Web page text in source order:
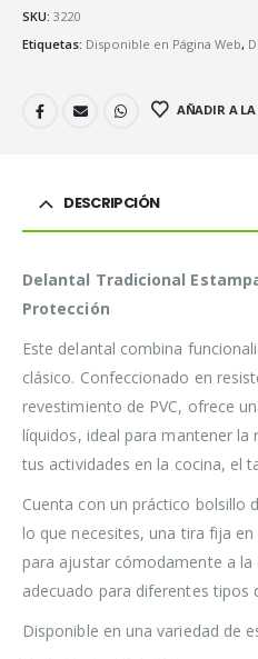
SKU: 3220
Etiquetas: Disponible en Página Web,
AÑADIR A LA
DESCRIPCIÓN
Delantal Tradicional
Protección
Este delantal combina
clásico. Confeccionado en
revestimiento de PVC, ofrece
líquidos, ideal para mantener
tus actividades en la cocina, el
Cuenta con un práctico bolsillo
lo que necesites, una tira fija
para ajustar cómodamente a la
adecuado para diferentes tipos
Disponible en una variedad de